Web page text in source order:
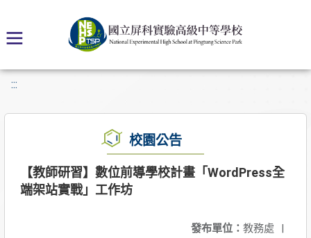
:::
校園公告
【教師研習】數位前導學校計畫「WordPress全
端架站實戰」工作坊
發布單位： 教務處 |